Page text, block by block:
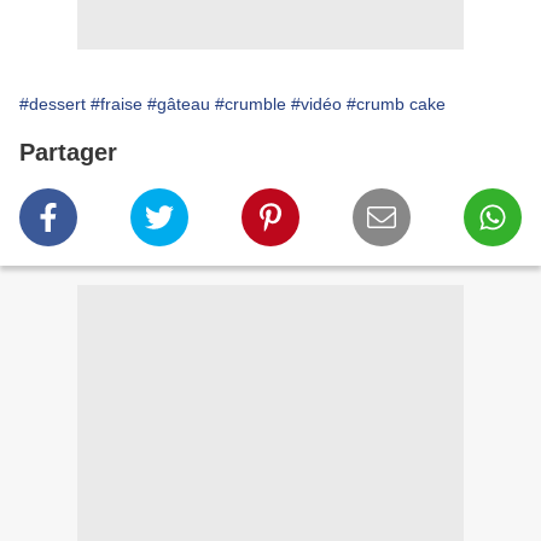
#dessert #fraise #gâteau #crumble #vidéo #crumb cake
Partager